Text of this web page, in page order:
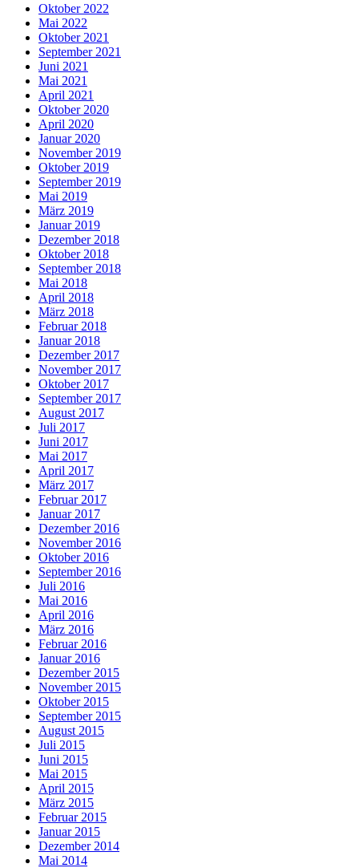
Oktober 2022
Mai 2022
Oktober 2021
September 2021
Juni 2021
Mai 2021
April 2021
Oktober 2020
April 2020
Januar 2020
November 2019
Oktober 2019
September 2019
Mai 2019
März 2019
Januar 2019
Dezember 2018
Oktober 2018
September 2018
Mai 2018
April 2018
März 2018
Februar 2018
Januar 2018
Dezember 2017
November 2017
Oktober 2017
September 2017
August 2017
Juli 2017
Juni 2017
Mai 2017
April 2017
März 2017
Februar 2017
Januar 2017
Dezember 2016
November 2016
Oktober 2016
September 2016
Juli 2016
Mai 2016
April 2016
März 2016
Februar 2016
Januar 2016
Dezember 2015
November 2015
Oktober 2015
September 2015
August 2015
Juli 2015
Juni 2015
Mai 2015
April 2015
März 2015
Februar 2015
Januar 2015
Dezember 2014
Mai 2014